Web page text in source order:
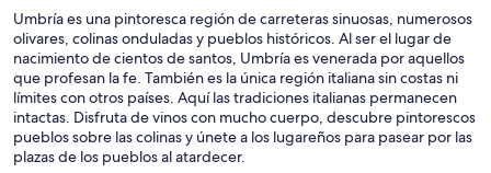
Umbría es una pintoresca región de carreteras sinuosas, numerosos
olivares, colinas onduladas y pueblos históricos. Al ser el lugar de
nacimiento de cientos de santos, Umbría es venerada por aquellos
que profesan la fe. También es la única región italiana sin costas ni
límites con otros países. Aquí las tradiciones italianas permanecen
intactas. Disfruta de vinos con mucho cuerpo, descubre pintorescos
pueblos sobre las colinas y únete a los lugareños para pasear por las
plazas de los pueblos al atardecer.